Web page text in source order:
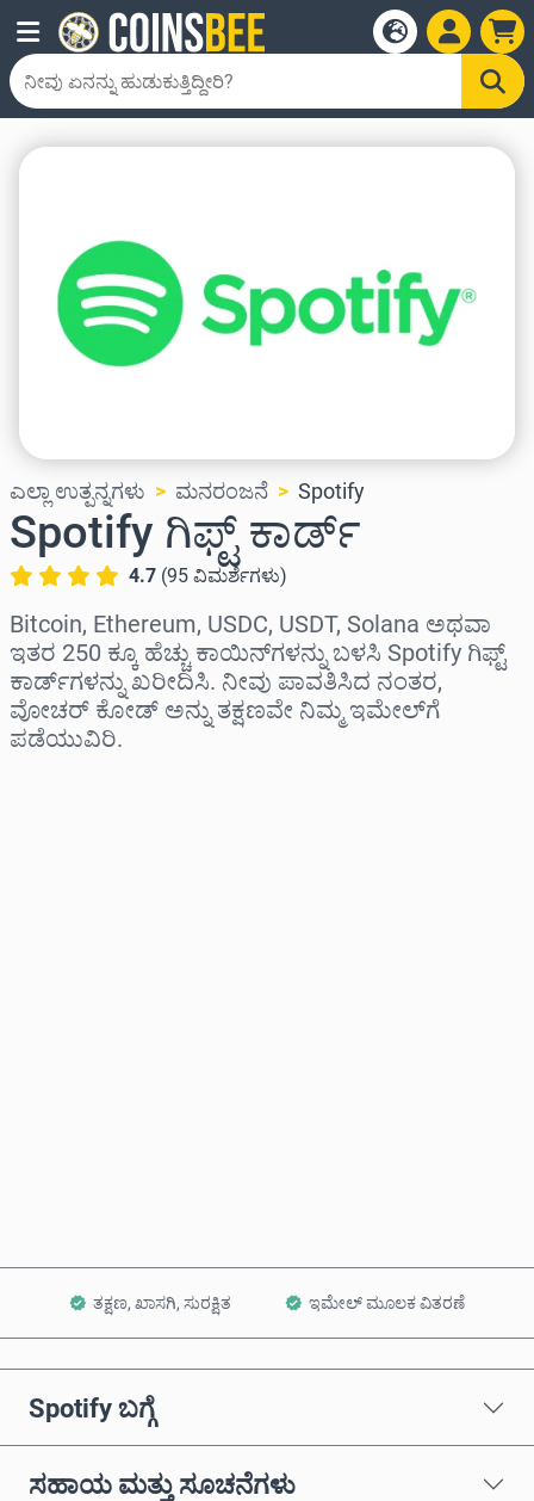
ಎಲ್ಲಾ ಉತ್ಪನ್ನಗಳು ಮನರಂಜನೆ Spotify
Spotify ಗಿಫ್ಟ್ ಕಾರ್ಡ್
4.7 (95 ವಿಮರ್ಶೆಗಳು)
Bitcoin, Ethereum, USDC, USDT, Solana ಅಥವಾ
ಇತರ 250 ಕ್ಕೂ ಹೆಚ್ಚು ಕಾಯಿನ್‌ಗಳನ್ನು ಬಳಸಿ Spotify ಗಿಫ್ಟ್
ಕಾರ್ಡ್‌ಗಳನ್ನು ಖರೀದಿಸಿ. ನೀವು ಪಾವತಿಸಿದ ನಂತರ,
ವೋಚರ್ ಕೋಡ್ ಅನ್ನು ತಕ್ಷಣವೇ ನಿಮ್ಮ ಇಮೇಲ್‌ಗೆ
ಪಡೆಯುವಿರಿ.
ತಕ್ಷಣ, ಖಾಸಗಿ, ಸುರಕ್ಷಿತ ಇಮೇಲ್ ಮೂಲಕ ವಿತರಣೆ
Spotify ಬಗ್ಗೆ
ಸಹಾಯ ಮತ್ತು ಸೂಚನೆಗಳು